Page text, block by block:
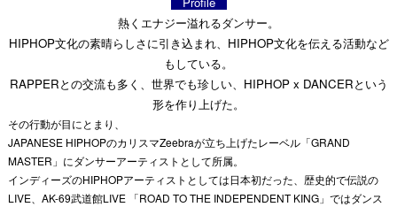
熱くエナジー溢れるダンサー。
HIPHOP文化の素晴らしさに引き込まれ、HIPHOP文化を伝える活動など
もしている。
RAPPERとの交流も多く、世界でも珍しい、HIPHOP x DANCERという
形を作り上げた。
その行動が目にとまり、
JAPANESE HIPHOPのカリスマZeebraが立ち上げたレーベル「GRAND
MASTER」にダンサーアーティストとして所属。
インディーズのHIPHOPアーティストとしては日本初だった、歴史的で伝説の
LIVE、AK-69武道館LIVE 「ROAD TO THE INDEPENDENT KING」ではダンス